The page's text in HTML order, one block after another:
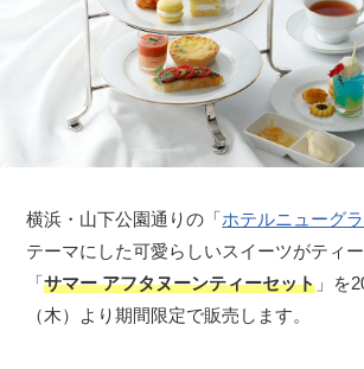
横浜・山下公園通りの「ホテルニューグ
テーマにした可愛らしいスイーツがティ
「サマー アフタヌーンティーセット 」を
（木）より期間限定で販売します。